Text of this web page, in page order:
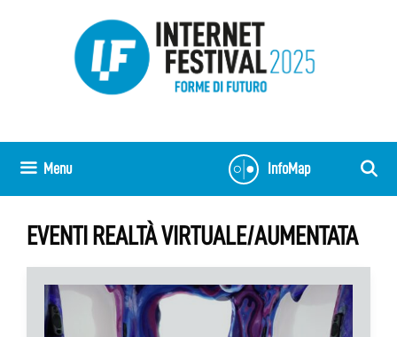
InfoMap
Menu
EVENTI REALTÀ VIRTUALE/AUMENTATA